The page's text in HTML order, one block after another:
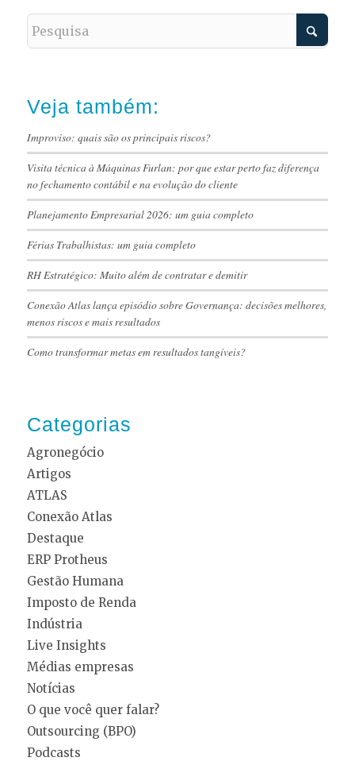
Veja também:
Improviso: quais são os principais riscos?
Visita técnica à Máquinas Furlan: por que estar perto faz diferença
no fechamento contábil e na evolução do cliente
Planejamento Empresarial 2026: um guia completo
Férias Trabalhistas: um guia completo
RH Estratégico: Muito além de contratar e demitir
Conexão Atlas lança episódio sobre Governança: decisões melhores,
menos riscos e mais resultados
Como transformar metas em resultados tangíveis?
Categorias
Agronegócio
Artigos
ATLAS
Conexão Atlas
Destaque
ERP Protheus
Gestão Humana
Imposto de Renda
Indústria
Live Insights
Médias empresas
Notícias
O que você quer falar?
Outsourcing (BPO)
Podcasts